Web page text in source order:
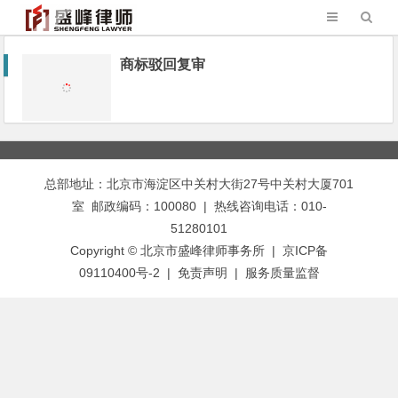
商标驳回复审
总部地址：北京市海淀区中关村大街27号中关村大厦701
室 邮政编码：100080 | 热线咨询电话：010-
51280101
Copyright © 北京市盛峰律师事务所 | 京ICP备
09110400号-2 | 免责声明 | 服务质量监督